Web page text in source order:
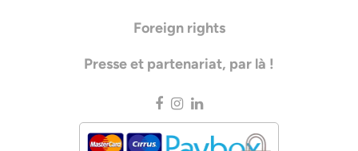
Foreign rights
Presse et partenariat, par là !